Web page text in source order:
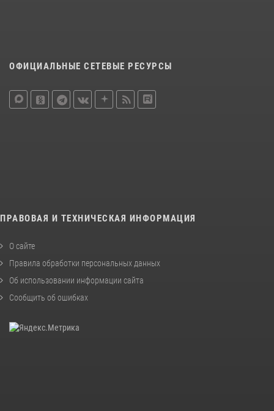
ОФИЦИАЛЬНЫЕ СЕТЕВЫЕ РЕСУРСЫ
ПРАВОВАЯ И ТЕХНИЧЕСКАЯ ИНФОРМАЦИЯ
О сайте
Правила обработки персональных данных
Об использовании информации сайта
Сообщить об ошибках